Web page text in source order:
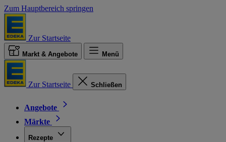
Zum Hauptbereich springen
Zur Startseite
Markt & Angebote Menü
Zur Startseite Schließen
Angebote
Märkte
Rezepte